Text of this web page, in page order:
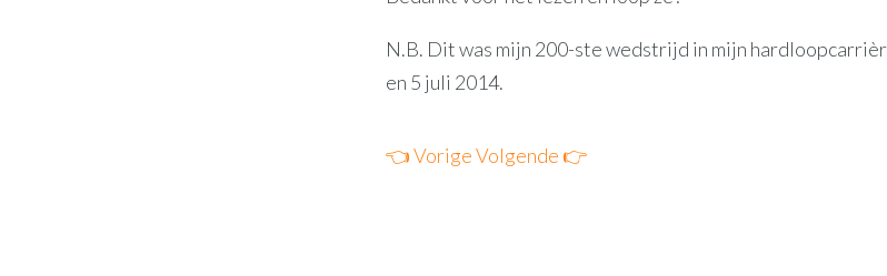
N.B. Dit was mijn 200-ste wedstrijd in mijn
en 5 juli 2014.
👈 VorigeVolgende 👉